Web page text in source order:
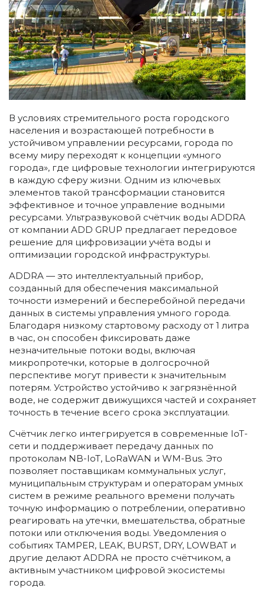
В условиях стремительного роста городского
населения и возрастающей потребности в
устойчивом управлении ресурсами, города по
всему миру переходят к концепции «умного
города», где цифровые технологии интегрируются
в каждую сферу жизни. Одним из ключевых
элементов такой трансформации становится
эффективное и точное управление водными
ресурсами. Ультразвуковой счётчик воды ADDRA
от компании ADD GRUP предлагает передовое
решение для цифровизации учёта воды и
оптимизации городской инфраструктуры.
ADDRA — это интеллектуальный прибор,
созданный для обеспечения максимальной
точности измерений и бесперебойной передачи
данных в системы управления умного города.
Благодаря низкому стартовому расходу от 1 литра
в час, он способен фиксировать даже
незначительные потоки воды, включая
микропротечки, которые в долгосрочной
перспективе могут привести к значительным
потерям. Устройство устойчиво к загрязнённой
воде, не содержит движущихся частей и сохраняет
точность в течение всего срока эксплуатации.
Счётчик легко интегрируется в современные IoT-
сети и поддерживает передачу данных по
протоколам NB-IoT, LoRaWAN и WM-Bus. Это
позволяет поставщикам коммунальных услуг,
муниципальным структурам и операторам умных
систем в режиме реального времени получать
точную информацию о потреблении, оперативно
реагировать на утечки, вмешательства, обратные
потоки или отключения воды. Уведомления о
событиях TAMPER, LEAK, BURST, DRY, LOWBAT и
другие делают ADDRA не просто счётчиком, а
активным участником цифровой экосистемы
города.